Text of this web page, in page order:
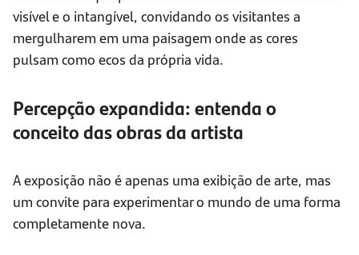
visível e o intangível, convidando os visitantes a
mergulharem em uma paisagem onde as cores
pulsam como ecos da própria vida.
Percepção expandida: entenda o
conceito das obras da artista
A exposição não é apenas uma exibição de arte, mas
um convite para experimentar o mundo de uma forma
completamente nova.